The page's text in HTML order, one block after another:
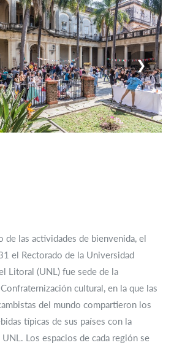
❯
de las actividades de bienvenida, el
el Rectorado de la Universidad
Litoral (UNL) fue sede de la
cultural, en la que las
del mundo compartieron los
típicas de sus países con la
Los espacios de cada región se